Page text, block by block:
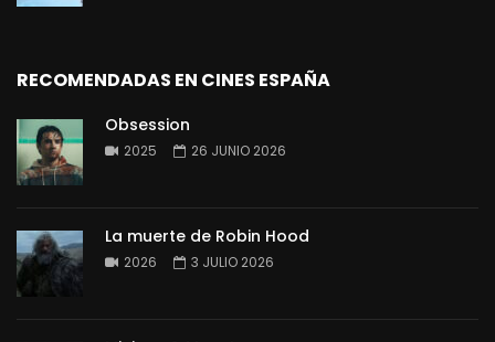
RECOMENDADAS EN CINES ESPAÑA
Obsession
2025 26 JUNIO 2026
La muerte de Robin Hood
2026 3 JULIO 2026